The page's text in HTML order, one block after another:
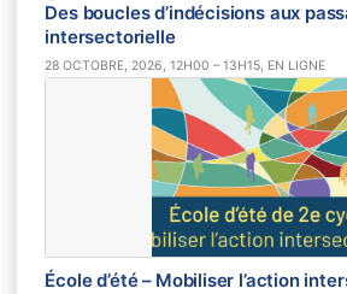
Des boucles d’indécisions aux
intersectorielle
28 OCTOBRE, 2026, 12H00 – 13H15, EN LIGNE
École d’été – Mobiliser l’action